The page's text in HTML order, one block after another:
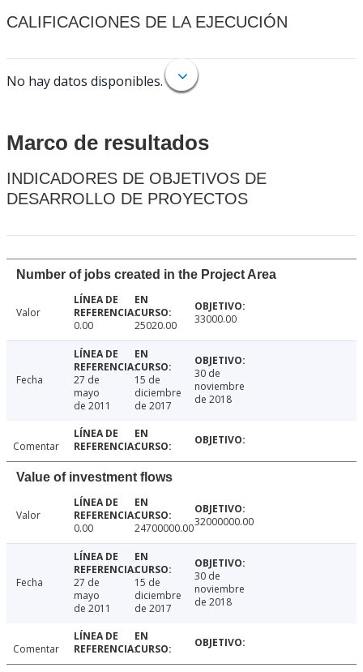
CALIFICACIONES DE LA EJECUCIÓN
No hay datos disponibles.
Marco de resultados
INDICADORES DE OBJETIVOS DE
DESARROLLO DE PROYECTOS
Number of jobs created in the Project Area
Valor
0.00
25020.00 33000.00
Fecha
27 de
mayo
de 2011
15 de
diciembre
de 2017
30 de
noviembre
de 2018
Comentar
Value of investment flows
Valor
0.00
24700000.0032000000.00
Fecha
27 de
mayo
de 2011
15 de
diciembre
de 2017
30 de
noviembre
de 2018
Comentar